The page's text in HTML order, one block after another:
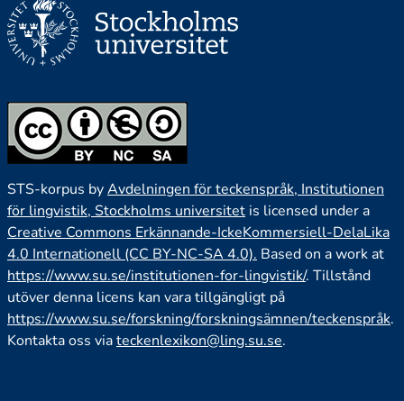
STS-korpus byAvdelningen för teckenspråk, Institutionen
för lingvistik, Stockholms universitet is licensed under a
Creative Commons Erkännande-IckeKommersiell-DelaLika
4.0 Internationell (CC BY-NC-SA 4.0). Based on a work at
https://www.su.se/institutionen-for-lingvistik/. Tillstånd
utöver denna licens kan vara tillgängligt på
https://www.su.se/forskning/forskningsämnen/teckenspråk.
Kontakta oss viateckenlexikon@ling.su.se.